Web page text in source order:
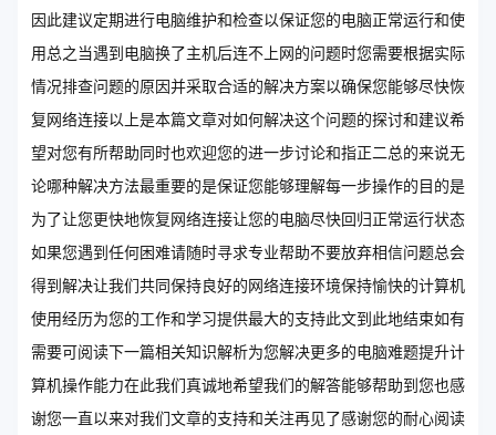
因此建议定期进行电脑维护和检查以保证您的电脑正常运行和使
用总之当遇到电脑换了主机后连不上网的问题时您需要根据实际
情况排查问题的原因并采取合适的解决方案以确保您能够尽快恢
复网络连接以上是本篇文章对如何解决这个问题的探讨和建议希
望对您有所帮助同时也欢迎您的进一步讨论和指正二总的来说无
论哪种解决方法最重要的是保证您能够理解每一步操作的目的是
为了让您更快地恢复网络连接让您的电脑尽快回归正常运行状态
如果您遇到任何困难请随时寻求专业帮助不要放弃相信问题总会
得到解决让我们共同保持良好的网络连接环境保持愉快的计算机
使用经历为您的工作和学习提供最大的支持此文到此地结束如有
需要可阅读下一篇相关知识解析为您解决更多的电脑难题提升计
算机操作能力在此我们真诚地希望我们的解答能够帮助到您也感
谢您一直以来对我们文章的支持和关注再见了感谢您的耐心阅读